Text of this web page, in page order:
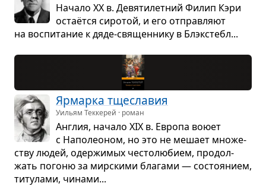
Начало XX в. Девя­ти­лет­ний Филип Кэри
остаётся сиро­той, и его отправ­ляют
на вос­пи­та­ние к дяде-свя­щен­нику в Блэкс­тебл...
Ярмарка тще­сла­вия
Уильям Теккерей · роман
Англия, начало XIX в. Европа воюет
с Напо­лео­ном, но это не мешает мно­же­
ству людей, одер­жи­мых често­лю­бием, про­дол­
жать погоню за мир­скими бла­гами — состо­я­нием,
титу­лами, чинами...